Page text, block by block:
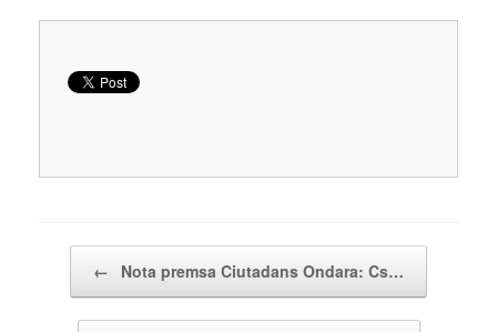
← Nota premsa Ciutadans Ondara: Cs…